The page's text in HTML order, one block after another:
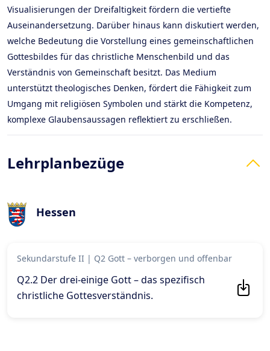
Visualisierungen der Dreifaltigkeit fördern die vertiefte
Auseinandersetzung. Darüber hinaus kann diskutiert werden,
welche Bedeutung die Vorstellung eines gemeinschaftlichen
Gottesbildes für das christliche Menschenbild und das
Verständnis von Gemeinschaft besitzt. Das Medium
unterstützt theologisches Denken, fördert die Fähigkeit zum
Umgang mit religiösen Symbolen und stärkt die Kompetenz,
komplexe Glaubensaussagen reflektiert zu erschließen.
Lehrplanbezüge
Hessen
Sekundarstufe II | Q2 Gott – verborgen und offenbar
Q2.2 Der drei-einige Gott – das spezifisch
christliche Gottesverständnis.